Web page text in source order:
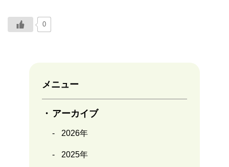
メニュー
アーカイブ
2026年
2025年
0